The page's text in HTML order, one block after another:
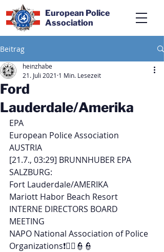
European Police
Association
Beitrag
Ford
Lauderdale/Amerika
heinzhabe
21. Juli 2021 1 Min. Lesezeit
EPA
European Police Association
AUSTRIA
[21.7., 03:29] BRUNNHUBER EPA
SALZBURG:
Fort Lauderdale/AMERIKA
Mariott Habor Beach Resort
INTERNE DIRECTORS BOARD
MEETING
NAPO National Association of Police
Organizations❗👮‍♂️👮👮